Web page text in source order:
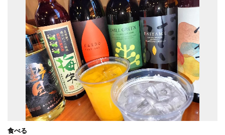
食べる